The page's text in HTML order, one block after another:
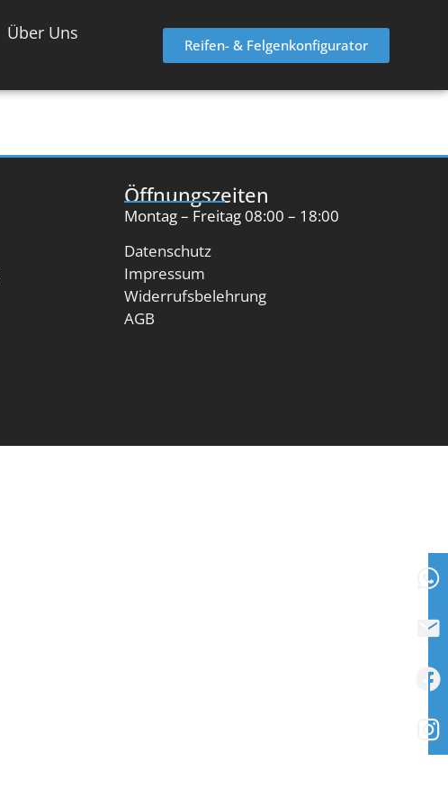
Über Uns
Reifen- & Felgenkonfigurator
Öffnungszeiten
Montag – Freitag 08:00 – 18:00
Datenschutz
Impressum
Widerrufsbelehrung
AGB